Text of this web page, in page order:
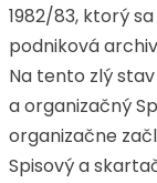
1982/83, ktorý
podniková
Na tento zlý
a organizačný
organizačne
Spisový a